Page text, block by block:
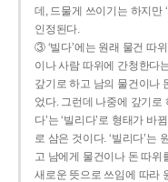
데, 드물게 쓰이기는 하지만
인정된다.
③ ‘빌다’에는 원래 물건 따
이나 사람 따위에 간청한다
갚기로 하고 남의 물건이나
었다. 그런데 나중에 갚기로
다’는 ‘빌리다’로 형태가 바
로 삼은 것이다. ‘빌리다’는
고 남에게 물건이나 돈 따위
새로운 뜻으로 쓰임에 따라